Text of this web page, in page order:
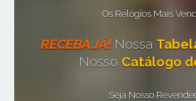
Os Relógios Mais
RECEBA JÁ!Nossa
Nosso Catálogo
Seja Nosso